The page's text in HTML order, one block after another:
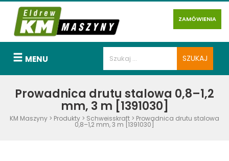
ZAMÓWIENIA
MENU
Prowadnica drutu stalowa 0,8–1,2
mm, 3 m [1391030]
KM Maszyny > Produkty > Schweisskraft > Prowadnica drutu stalowa
0,8–1,2 mm, 3 m [1391030]